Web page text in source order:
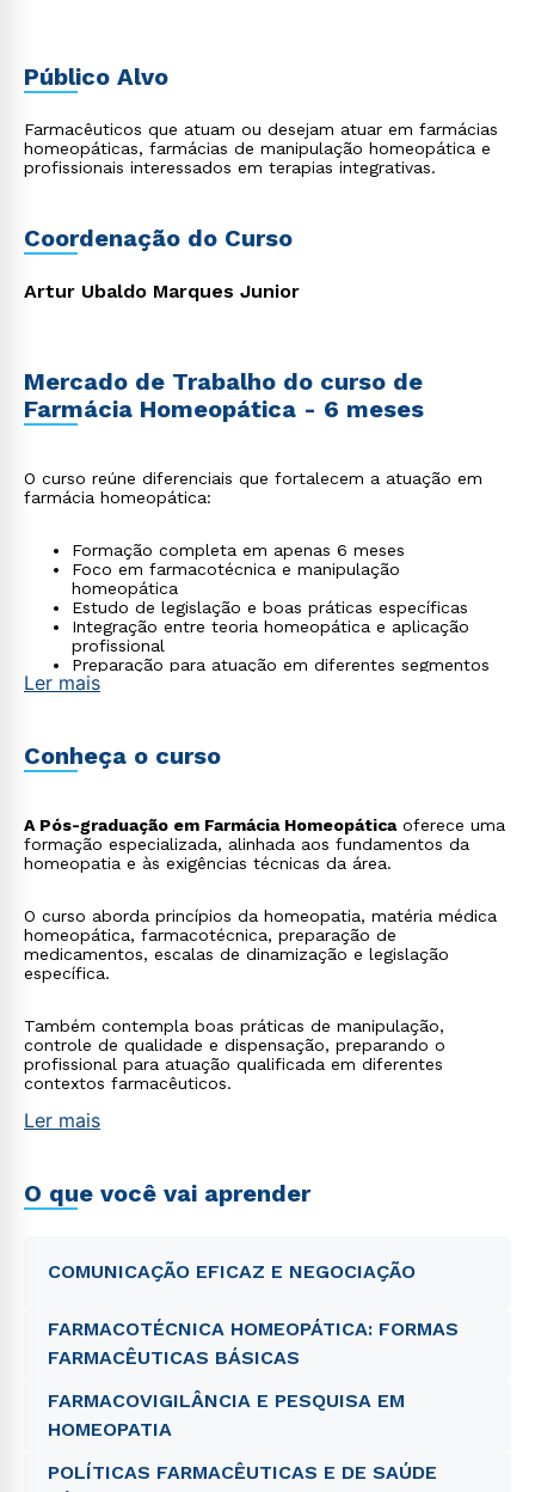
Público Alvo
Farmacêuticos que atuam ou desejam atuar em farmácias
homeopáticas, farmácias de manipulação homeopática e
profissionais interessados em terapias integrativas.
Coordenação do Curso
Artur Ubaldo Marques Junior
Mercado de Trabalho do curso de
Farmácia Homeopática - 6 meses
O curso reúne diferenciais que fortalecem a atuação em
farmácia homeopática:
Formação completa em apenas 6 meses
Foco em farmacotécnica e manipulação
homeopática
Estudo de legislação e boas práticas específicas
Integração entre teoria homeopática e aplicação
profissional
Preparação para atuação em diferentes segmentos
da área
Ler mais
Conheça o curso
A Pós-graduação em Farmácia Homeopáticaoferece uma
formação especializada, alinhada aos fundamentos da
homeopatia e às exigências técnicas da área.
O curso aborda princípios da homeopatia, matéria médica
homeopática, farmacotécnica, preparação de
medicamentos, escalas de dinamização e legislação
específica.
Também contempla boas práticas de manipulação,
controle de qualidade e dispensação, preparando o
profissional para atuação qualificada em diferentes
contextos farmacêuticos.
Ler mais
O que você vai aprender
COMUNICAÇÃO EFICAZ E NEGOCIAÇÃO
FARMACOTÉCNICA HOMEOPÁTICA: FORMAS
FARMACÊUTICAS BÁSICAS
FARMACOVIGILÂNCIA E PESQUISA EM
HOMEOPATIA
POLÍTICAS FARMACÊUTICAS E DE SAÚDE